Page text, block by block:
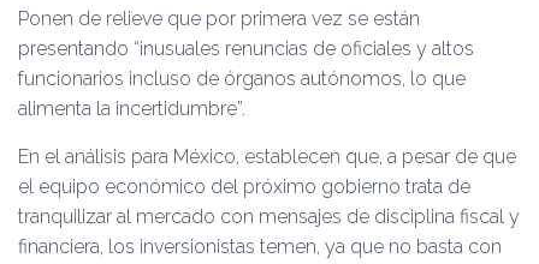
Ponen de relieve que por primera vez se están
presentando “inusuales renuncias de oficiales y altos
funcionarios incluso de órganos autónomos, lo que
alimenta la incertidumbre”.
En el análisis para México, establecen que, a pesar de que
el equipo económico del próximo gobierno trata de
tranquilizar al mercado con mensajes de disciplina fiscal y
financiera, los inversionistas temen, ya que no basta con